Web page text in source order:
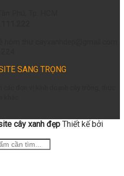
SANG TRỌNG
cây xanh đẹp Thiết kế bởi